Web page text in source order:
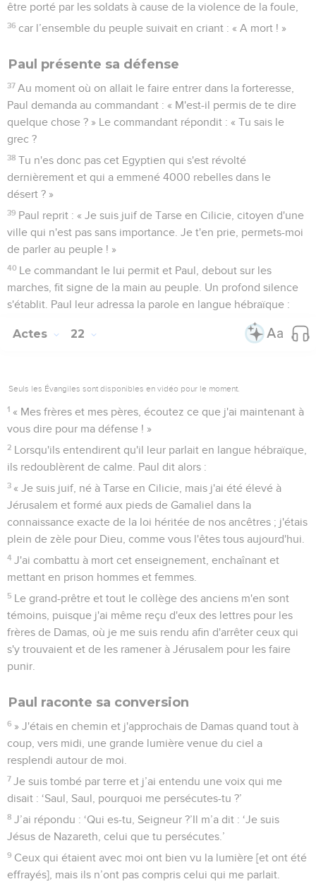
être porté par les soldats à cause de la violence de la foule,
36 car l’ensemble du peuple suivait en criant : « A mort ! »
Paul présente sa défense
37 Au moment où on allait le faire entrer dans la forteresse,
Paul demanda au commandant : « M'est-il permis de te dire
quelque chose ? » Le commandant répondit : « Tu sais le
grec ?
38 Tu n'es donc pas cet Egyptien qui s'est révolté
dernièrement et qui a emmené 4000 rebelles dans le
désert ? »
39 Paul reprit : « Je suis juif de Tarse en Cilicie, citoyen d'une
ville qui n'est pas sans importance. Je t'en prie, permets-moi
de parler au peuple ! »
40 Le commandant le lui permit et Paul, debout sur les
marches, fit signe de la main au peuple. Un profond silence
s'établit. Paul leur adressa la parole en langue hébraïque :
Actes 22
Seuls les Évangiles sont disponibles en vidéo pour le moment.
1 « Mes frères et mes pères, écoutez ce que j'ai maintenant à
vous dire pour ma défense ! »
2 Lorsqu'ils entendirent qu'il leur parlait en langue hébraïque,
ils redoublèrent de calme. Paul dit alors :
3 « Je suis juif, né à Tarse en Cilicie, mais j'ai été élevé à
Jérusalem et formé aux pieds de Gamaliel dans la
connaissance exacte de la loi héritée de nos ancêtres ; j'étais
plein de zèle pour Dieu, comme vous l'êtes tous aujourd'hui.
4 J'ai combattu à mort cet enseignement, enchaînant et
mettant en prison hommes et femmes.
5 Le grand-prêtre et tout le collège des anciens m'en sont
témoins, puisque j'ai même reçu d'eux des lettres pour les
frères de Damas, où je me suis rendu afin d'arrêter ceux qui
s'y trouvaient et de les ramener à Jérusalem pour les faire
punir.
Paul raconte sa conversion
6 » J'étais en chemin et j'approchais de Damas quand tout à
coup, vers midi, une grande lumière venue du ciel a
resplendi autour de moi.
7 Je suis tombé par terre et j’ai entendu une voix qui me
disait : ‘Saul, Saul, pourquoi me persécutes-tu ?’
8 J’ai répondu : ‘Qui es-tu, Seigneur ?’Il m’a dit : ‘Je suis
Jésus de Nazareth, celui que tu persécutes.’
9 Ceux qui étaient avec moi ont bien vu la lumière [et ont été
effrayés], mais ils n’ont pas compris celui qui me parlait.